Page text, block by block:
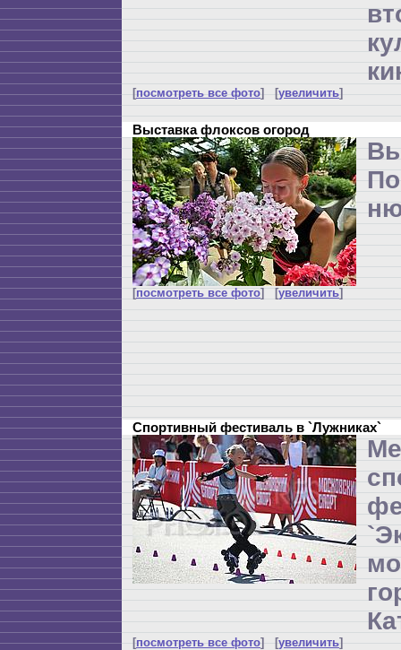
[посмотреть все фото] [увеличить]
Выставка флоксов огород
[посмотреть все фото] [увеличить]
Спортивный фестиваль в `Лужниках`
[посмотреть все фото] [увеличить]